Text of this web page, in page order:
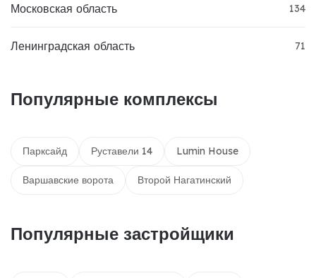
Московская область 134
Ленинградская область 71
Популярные комплексы
Парксайд Руставели 14 Lumin House
Варшавские ворота Второй Нагатинский
Популярные застройщики